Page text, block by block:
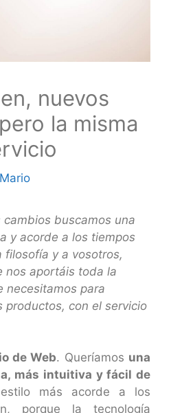
nuevos
la misma
Mario
buscamos una
y acorde a los tiempos
filosofía y a vosotros,
nos aportáis toda la
necesitamos para
productos, con el servicio
de Web. Queríamos una
más intuitiva y fácil de
más acorde a los
porque la tecnología